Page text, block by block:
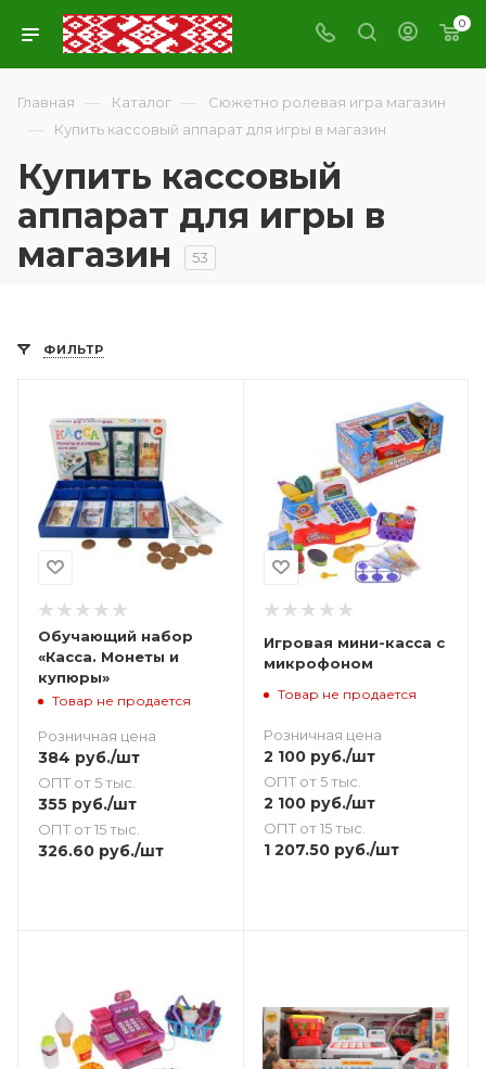
0
Главная — Каталог — Сюжетно ролевая игра магазин
— Купить кассовый аппарат для игры в магазин
Купить кассовый
аппарат для игры в
магазин
53
ФИЛЬТР
Обучающий набор
«Касса. Монеты и
купюры»
Товар не продается
Розничная цена
384 руб./шт
ОПТ от 5 тыс.
355 руб./шт
ОПТ от 15 тыс.
326.60 руб./шт
Игровая мини-касса с
микрофоном
Товар не продается
Розничная цена
2 100руб./шт
ОПТ от 5 тыс.
2 100руб./шт
ОПТ от 15 тыс.
1 207.50руб./шт